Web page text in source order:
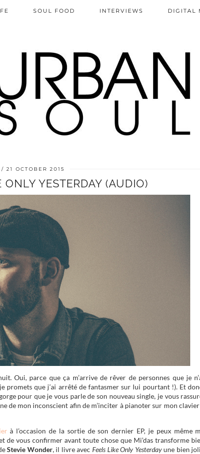
SOUL FOOD INTERVIEWS DIGITAL
21 OCTOBER 2015
YESTERDAY (AUDIO)
Oui, parce que ça m’arrive de rêver de personnes que je
promets que j’ai arrêté de fantasmer sur lui pourtant !). Et
pour que je vous parle de son nouveau single, je vous
de mon inconscient afin de m’inciter à pianoter sur mon
à l’occasion de la sortie de son dernier EP, je peux même
vous confirmer avant toute chose que Mi’das transforme
Stevie Wonder, il livre avecFeels Like Only Yesterdayune bien